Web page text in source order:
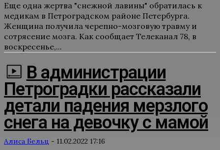
Еще одна жертва "снежной лавины" обратилась к
медикам в Петроградском районе Петербурга.
Женщина получила черепно-мозговую травму и
сотрясение мозга. Как сообщает Телеканал 78, в
воскресенье,...
В администрации
Петроградки рассказали
детали падения мерзлого
снега на девочку с мамой
Алиса Бельц - 11.02.2022 17:16